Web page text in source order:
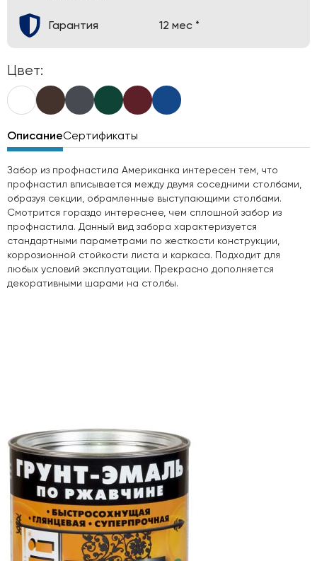
Гарантия 12 мес *
Цвет:
ОписаниеСертификаты
Забор из профнастила Американка интересен тем, что
профнастил вписывается между двумя соседними столбами,
образуя секции, обрамленные выступающими столбами.
Смотрится гораздо интереснее, чем сплошной забор из
профнастила. Данный вид забора характеризуется
стандартными параметрами по жесткости конструкции,
коррозионной стойкости листа и каркаса. Подходит для
любых условий эксплуатации. Прекрасно дополняется
декоративными шарами на столбы.